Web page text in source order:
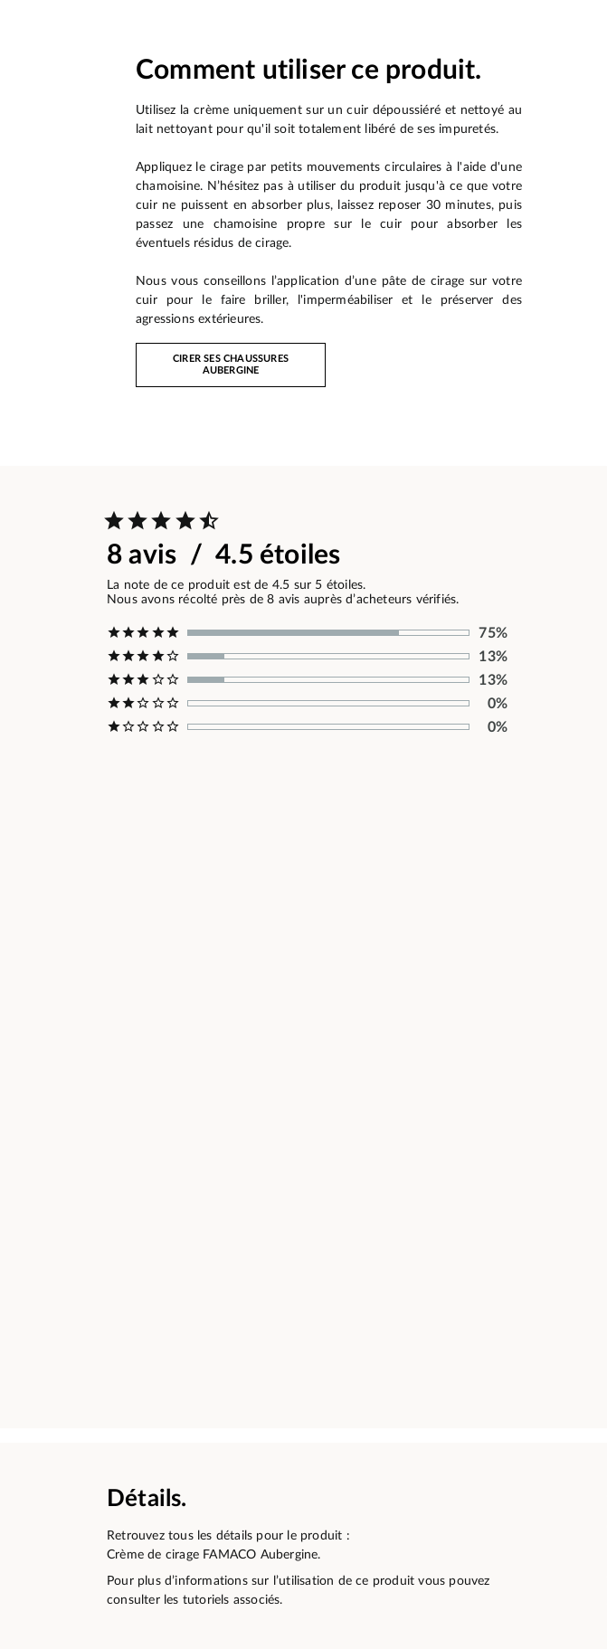
Comment utiliser ce produit.
Utilisez la crème uniquement sur un cuir dépoussiéré et nettoyé au
lait nettoyant pour qu'il soit totalement libéré de ses impuretés.
Appliquez le cirage par petits mouvements circulaires à l'aide d'une
chamoisine. N’hésitez pas à utiliser du produit jusqu'à ce que votre
cuir ne puissent en absorber plus, laissez reposer 30 minutes, puis
passez une chamoisine propre sur le cuir pour absorber les
éventuels résidus de cirage.
Nous vous conseillons l’application d’une pâte de cirage sur votre
cuir pour le faire briller, l'imperméabiliser et le préserver des
agressions extérieures.
CIRER SES CHAUSSURES
AUBERGINE
8 avis / 4.5 étoiles
La note de ce produit est de 4.5 sur 5 étoiles.
Nous avons récolté près de 8 avis auprès d’acheteurs vérifiés.
75%
13%
13%
0%
0%
Détails.
Retrouvez tous les détails pour le produit :
Crème de cirage FAMACO Aubergine.
Pour plus d’informations sur l’utilisation de ce produit vous pouvez
consulter les tutoriels associés.